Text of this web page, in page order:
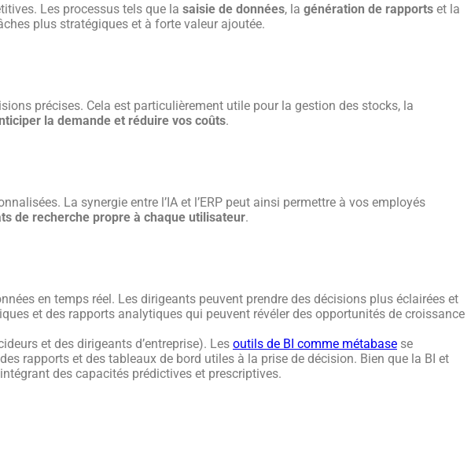
Les processus tels que la saisie de données, la génération de rapports et la
plus stratégiques et à forte valeur ajoutée.
précises. Cela est particulièrement utile pour la gestion des stocks, la
la demande et réduire vos coûts.
La synergie entre l’IA et l’ERP peut ainsi permettre à vos employés
de recherche propre à chaque utilisateur.
en temps réel. Les dirigeants peuvent prendre des décisions plus éclairées et
et des rapports analytiques qui peuvent révéler des opportunités de croissance
et des dirigeants d’entreprise). Les outils de BI comme métabase se
rapports et des tableaux de bord utiles à la prise de décision. Bien que la BI et
des capacités prédictives et prescriptives.